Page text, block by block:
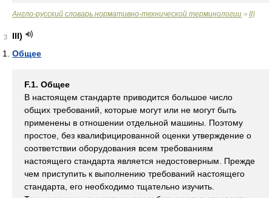
Англо-русский словарь нормативно-технической терминологии > II)
3
III)
Общее
F.1. Общее
В настоящем стандарте приводится большое число
общих требований, которые могут или не могут быть
применены в отношении отдельной машины. Поэтому
простое, без квалифицированной оценки утверждение о
соответствии оборудования всем требованиям
настоящего стандарта является недостоверным. Прежде
чем приступить к выполнению требований настоящего
стандарта, его необходимо тщательно изучить.